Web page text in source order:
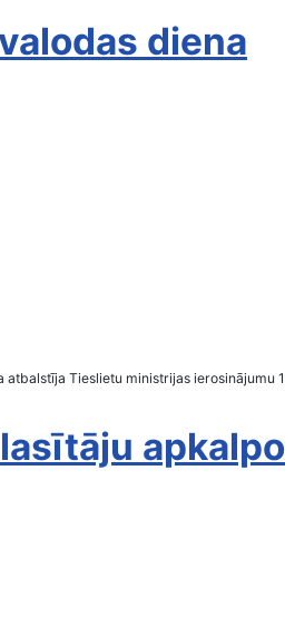
diena
Tieslietu ministrijas ierosinājumu